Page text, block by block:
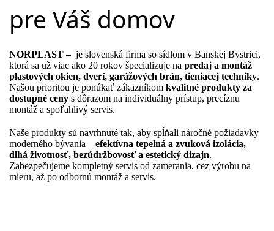
pre Váš domov
NORPLAST – je slovenská firma so sídlom v Banskej Bystrici,
ktorá sa už viac ako 20 rokov špecializuje na predaj a montáž
plastových okien, dverí, garážových brán, tieniacej techniky.
Našou prioritou je ponúkať zákazníkom kvalitné produkty za
dostupné ceny s dôrazom na individuálny prístup, precíznu
montáž a spoľahlivý servis.
Naše produkty sú navrhnuté tak, aby spĺňali náročné požiadavky
moderného bývania – efektívna tepelná a zvuková izolácia,
dlhá životnosť, bezúdržbovosť a estetický dizajn.
Zabezpečujeme kompletný servis od zamerania, cez výrobu na
mieru, až po odbornú montáž a servis.